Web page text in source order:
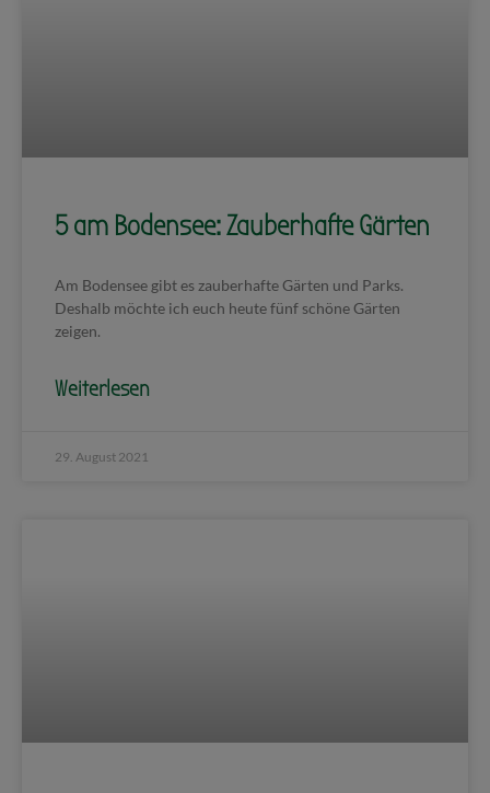
5 am Bodensee: Zauberhafte Gärten
Am Bodensee gibt es zauberhafte Gärten und Parks.
Deshalb möchte ich euch heute fünf schöne Gärten
zeigen.
Weiterlesen
29. August 2021